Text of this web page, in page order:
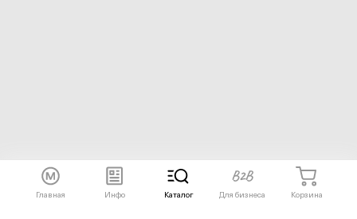
Главная Инфо Каталог Для бизнеса Корзина